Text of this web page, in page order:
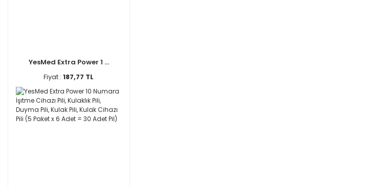
YesMed Extra Power 1 ...
Fiyat :187,77 TL